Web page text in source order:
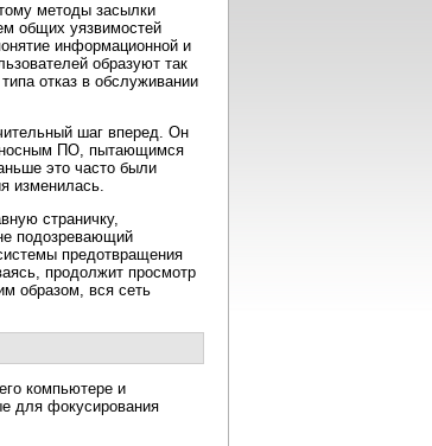
методы засылки
общих уязвимостей
информационной и
образуют так
отказ в обслуживании
шаг вперед. Он
ПО, пытающимся
это часто были
изменилась.
страничку,
подозревающий
предотвращения
продолжит просмотр
образом, вся сеть
компьютере и
для фокусирования